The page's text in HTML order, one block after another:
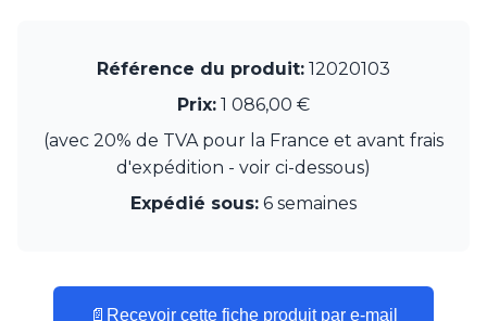
Royal Botania
Vistosi
Visual Comfort&Co.
Référence du produit: 12020103
Prix: 1 086,00 €
(avec 20% de TVA pour la France et avant frais
d'expédition - voir ci-dessous)
Expédié sous: 6 semaines
📄 Recevoir cette fiche produit par e-mail